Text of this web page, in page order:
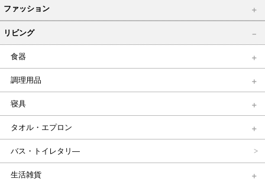
ファッション
リビング
食器
調理用品
寝具
タオル・エプロン
バス・トイレタリ―
生活雑貨